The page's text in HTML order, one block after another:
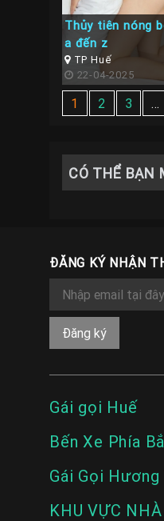
Thủy tiên nóng
a đến z
TP Huế
22-04-2025
1 2 3 …
CÓ THỂ BẠN
ĐĂNG KÝ NHẬN
Gái gọi Huế
Bến Xe Phía
Gái Gọi Hương
KHU VỰC